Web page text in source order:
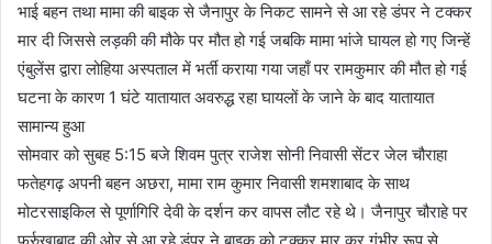
भाई बहन तथा मामा की बाइक से जैनापुर के निकट सामने से आ रहे डंपर ने टक्कर
मार दी जिससे लड़की की मौके पर मौत हो गई जबकि मामा भांजे घायल हो गए जिन्हें
एंबुलेंस द्वारा लोहिया अस्पताल में भर्ती कराया गया जहाँ पर रामकुमार की मौत हो गई
घटना के कारण 1 घंटे यातायात अवरुद्ध रहा घायलों के जाने के बाद यातायात
सामान्य हुआ
सोमवार को सुबह 5:15 बजे शिवम पुत्र राजेश सोनी निवासी सेंटर जेल चौराहा
फतेहगढ़ अपनी बहन अछरा, मामा राम कुमार निवासी शमशाबाद के साथ
मोटरसाइकिल से पूर्णागिरि देवी के दर्शन कर वापस लौट रहे थे। जैनापुर चौराहे पर